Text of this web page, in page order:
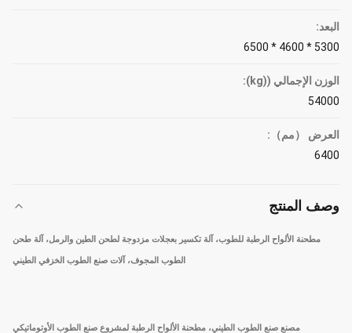
البعد:
5300 * 4600 * 6500
الوزن الإجمالي ((kg):
54000
العرض （مم）:
6400
وصف المنتج
مطحنة الألواح الرطبة للطوب، آلة تكسير بعجلات مزدوجة لطحن الطين والرمل، آلة طحن
الطوب المجوف، آلات صنع الطوب الخزفي الطيني
مصنع صنع الطوب الطيني، مطحنة الألواح الرطبة لمشروع صنع الطوب الأوتوماتيكي